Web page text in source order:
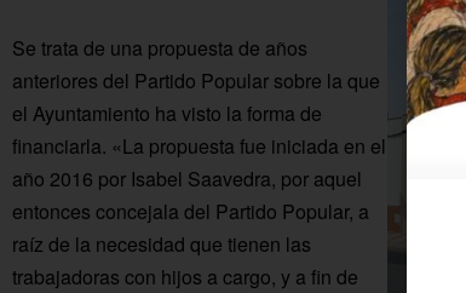
Se trata de una propuesta de años
anteriores del Partido Popular sobre la que
el Ayuntamiento ha visto la forma de
financiarla. «La propuesta fue iniciada en el
año 2016 por Isabel Saavedra, por aquel
entonces concejala del Partido Popular, a
raíz de la necesidad que tienen las
trabajadoras con hijos a cargo, y a fin de